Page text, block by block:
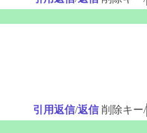
引用返信/返信 削除キー/